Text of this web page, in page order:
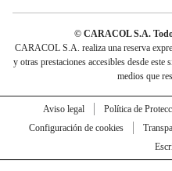
© CARACOL S.A.
CARACOL S.A. realiza una reserva
y otras prestaciones accesibles desde
medios que
Aviso legal Política de
Configuración de cookies